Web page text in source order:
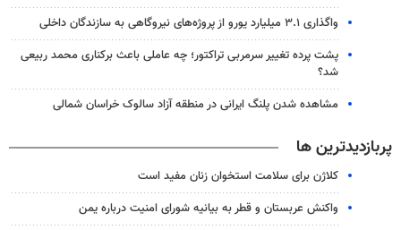
واگذاری ۳.۱ میلیارد یورو از پروژه‌های نیروگاهی به سازندگان داخلی
پشت پرده تغییر سرمربی تراکتور؛ چه عاملی باعث برکناری محمد ربیعی
شد؟
مشاهده شدن پلنگ ایرانی در منطقه آزاد سالوک خراسان شمالی
پربازدیدترین ها
کلاژن برای سلامت استخوان زنان مفید است
واکنش عربستان و قطر به بیانیه شورای امنیت درباره یمن